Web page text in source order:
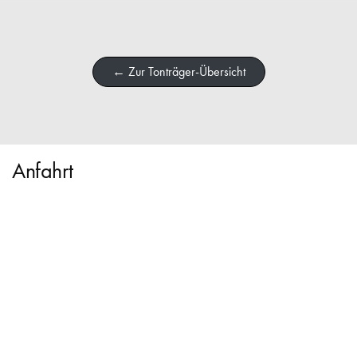
← Zur Tonträger-Übersicht
Anfahrt